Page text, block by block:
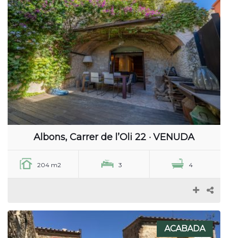
Albons, Carrer de l’Oli 22 · VENUDA
204 m2 3 4
ACABADA